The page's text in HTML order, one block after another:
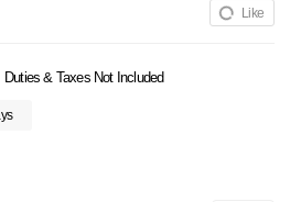
Like
Duties & Taxes Not Included